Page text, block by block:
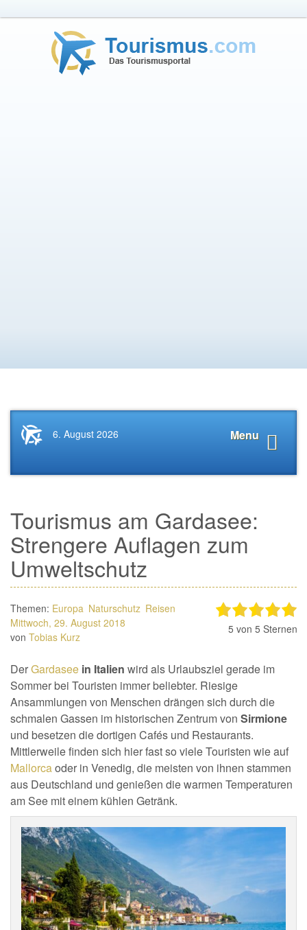
Startseite
News.Tourismus.com
Menu
6. August 2026
Tourismus am Gardasee:
Strengere Auflagen zum
Umweltschutz
Themen: Europa Naturschutz Reisen
Mittwoch, 29. August 2018
von Tobias Kurz
5 von 5 Sternen
DerGardasee in Italien wird als Urlaubsziel gerade im
Sommer bei Touristen immer beliebter. Riesige
Ansammlungen von Menschen drängen sich durch die
schmalen Gassen im historischen Zentrum von Sirmione
und besetzen die dortigen Cafés und Restaurants.
Mittlerweile finden sich hier fast so viele Touristen wie auf
Mallorcaoder in Venedig, die meisten von ihnen stammen
aus Deutschland und genießen die warmen Temperaturen
am See mit einem kühlen Getränk.